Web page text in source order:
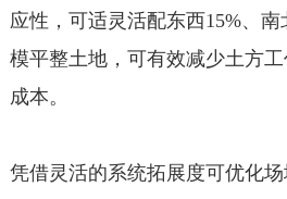
应性，可适灵活配东西15%、
模平整土地，可有效减少土方
成本。
凭借灵活的系统拓展度可优化